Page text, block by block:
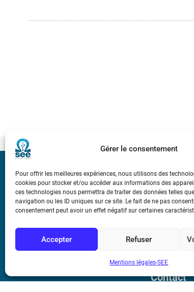
Gérer le consentement
Pour offrir les meilleures expériences, nous utilisons des
cookies pour stocker et/ou accéder aux informations des
ces technologies nous permettra de traiter des données telles
navigation ou les ID uniques sur ce site. Le fait de ne pas
consentement peut avoir un effet négatif sur certaines
Accepter Refuser
Mentions légales-SEE
Ampère
Contact